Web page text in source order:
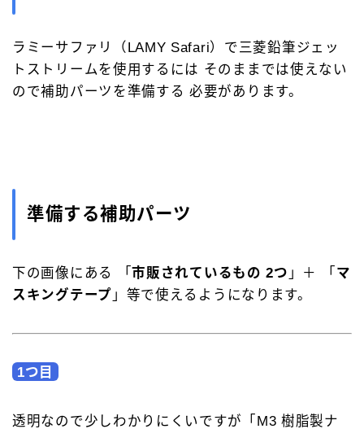
ラミーサファリ（LAMY Safari）で三菱鉛筆ジェッ
トストリームを使用するには そのままでは使えない
ので補助パーツを準備する 必要があります。
準備する補助パーツ
下の画像にある 「市販されているもの 2つ 」＋ 「 マ
スキングテープ 」等で使えるようになります。
1つ目
透明なので少しわかりにくいですが「M3 樹脂製ナ